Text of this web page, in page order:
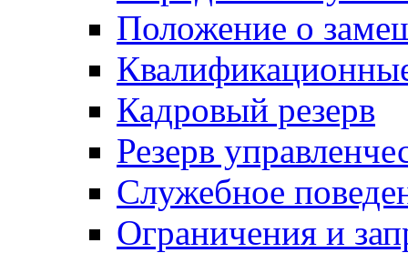
Положение о
Кадровый резерв
Резерв
Служебное
Ограничения и